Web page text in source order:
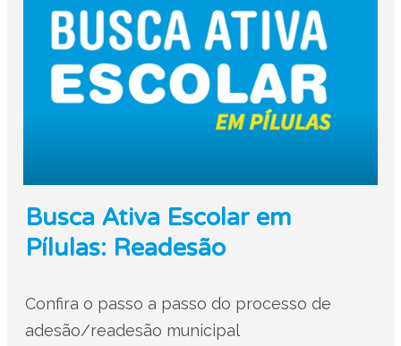
Busca Ativa Escolar em
Pílulas: Readesão
Confira o passo a passo do processo de
adesão/readesão municipal